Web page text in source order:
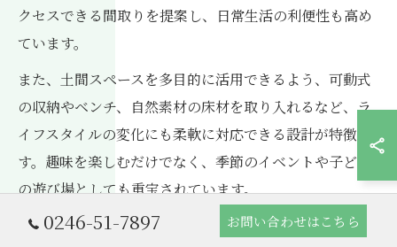
クセスできる間取りを提案し、日常生活の利便性も高め
ています。
また、土間スペースを多目的に活用できるよう、可動式
の収納やベンチ、自然素材の床材を取り入れるなど、ラ
イフスタイルの変化にも柔軟に対応できる設計が特徴で
す。趣味を楽しむだけでなく、季節のイベントや子ども
の遊び場としても重宝されています。
このような工務店の提案により、「家族みんなで使える
0246-51-7897 お問い合わせはこちら